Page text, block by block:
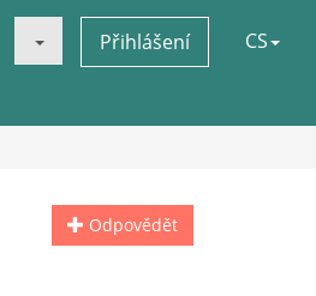
Přihlášení CS
Odpovědět